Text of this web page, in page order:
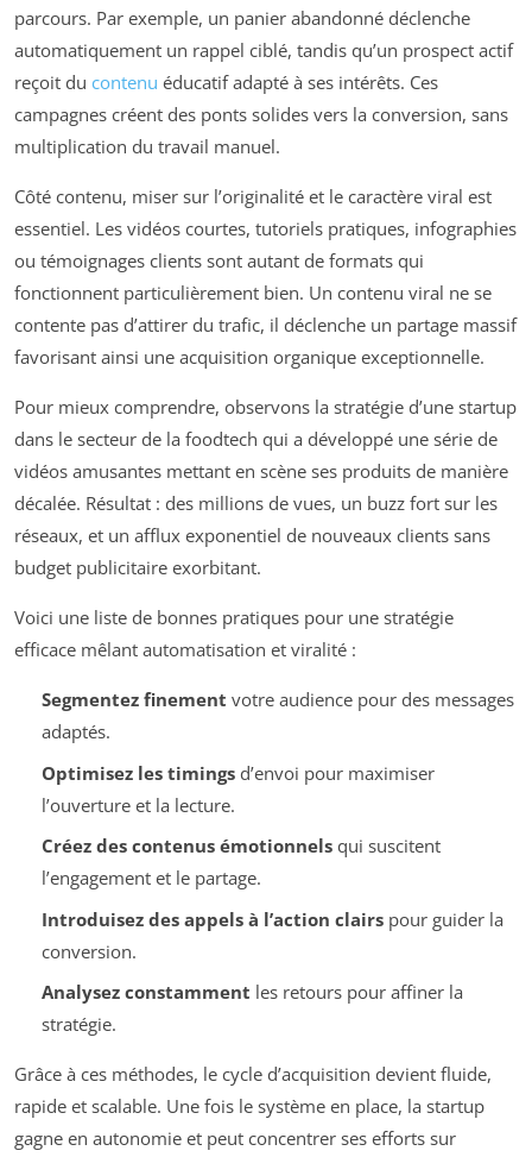
parcours. Par exemple, un panier abandonné déclenche
automatiquement un rappel ciblé, tandis qu’un prospect actif
reçoit du contenu éducatif adapté à ses intérêts. Ces
campagnes créent des ponts solides vers la conversion, sans
multiplication du travail manuel.
Côté contenu, miser sur l’originalité et le caractère viral est
essentiel. Les vidéos courtes, tutoriels pratiques, infographies
ou témoignages clients sont autant de formats qui
fonctionnent particulièrement bien. Un contenu viral ne se
contente pas d’attirer du trafic, il déclenche un partage massif
favorisant ainsi une acquisition organique exceptionnelle.
Pour mieux comprendre, observons la stratégie d’une startup
dans le secteur de la foodtech qui a développé une série de
vidéos amusantes mettant en scène ses produits de manière
décalée. Résultat : des millions de vues, un buzz fort sur les
réseaux, et un afflux exponentiel de nouveaux clients sans
budget publicitaire exorbitant.
Voici une liste de bonnes pratiques pour une stratégie
efficace mêlant automatisation et viralité :
Segmentez finement votre audience pour des messages
adaptés.
Optimisez les timingsd’envoi pour maximiser
l’ouverture et la lecture.
Créez des contenus émotionnelsqui suscitent
l’engagement et le partage.
Introduisez des appels à l’action clairspour guider la
conversion.
Analysez constamment les retours pour affiner la
stratégie.
Grâce à ces méthodes, le cycle d’acquisition devient fluide,
rapide et scalable. Une fois le système en place, la startup
gagne en autonomie et peut concentrer ses efforts sur